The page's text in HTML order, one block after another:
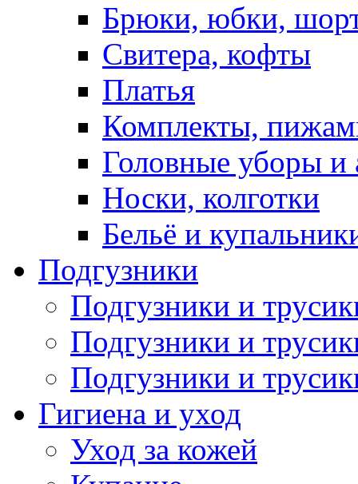
Брюки, юбки,
Свитера, кофты
Платья
Комплекты,
Головные уборы и
Носки, колготки
Бельё и
Подгузники
Подгузники и
Подгузники и
Подгузники и
Гигиена и уход
Уход за кожей